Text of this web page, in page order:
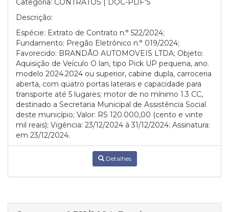
Categoria: CONTRATOS | DOC-PDF'S
Descrição:
Espécie: Extrato de Contrato n.° 522/2024;
Fundamento: Pregão Eletrônico n.° 019/2024;
Favorecido: BRANDÃO AUTOMOVEIS LTDA; Objeto:
Aquisição de Veículo O lan, tipo Pick UP pequena, ano.
modelo 2024.2024 ou superior, cabine dupla, carroceria
aberta, com quatro portas laterais e capacidade para
transporte até 5 lugares; motor de no mínimo 1.3 CC,
destinado a Secretaria Municipal de Assistência Social
deste município; Valor: RS 120.000,00 (cento e vinte
mil reais); Vigência: 23/12/2024 à 31/12/2024; Assinatura:
em 23/12/2024.
Detalhes